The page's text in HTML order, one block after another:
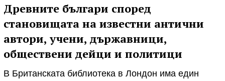
Древните българи според
становищата на известни антични
автори, учени, държавници,
обществени дейци и политици
В Британската библиотека в Лондон има един